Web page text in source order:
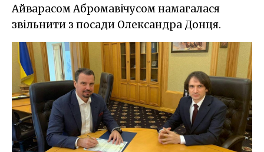
Айварасом Абромавічусом намагалася
звільнити з посади Олександра Донця.